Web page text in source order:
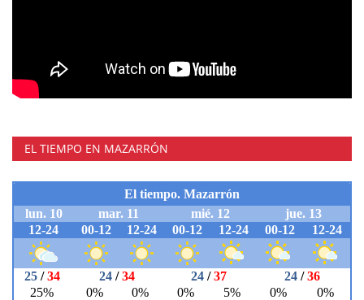
EL TIEMPO EN MAZARRÓN